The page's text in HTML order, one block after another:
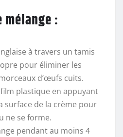
:
à travers un tamis
pour éliminer les
d’œufs cuits.
plastique en appuyant
surface de la crème pour
ne se forme.
pendant au moins 4